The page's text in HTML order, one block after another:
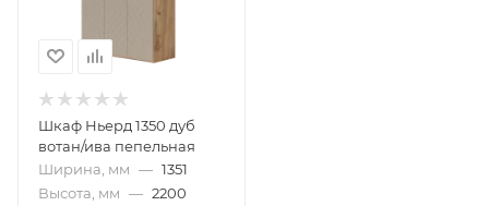
Шкаф Ньерд 1350 дуб
вотан/ива пепельная
Ширина, мм — 1351
Высота, мм — 2200